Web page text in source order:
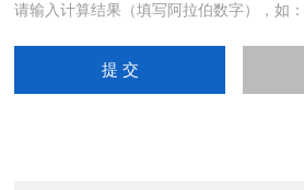
请输入计算结果（填写阿拉伯数字），如